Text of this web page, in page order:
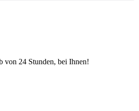
von 24 Stunden, bei Ihnen!